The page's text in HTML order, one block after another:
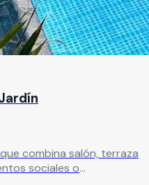
combina salón, terraza
sociales o